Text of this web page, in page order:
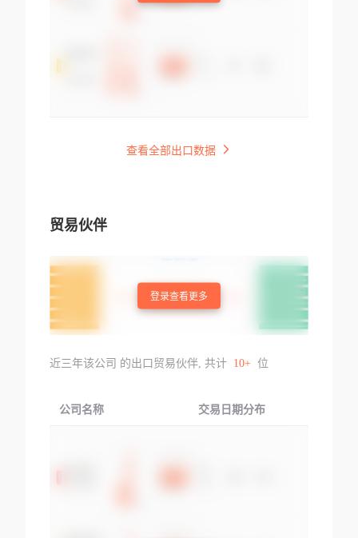
查看全部出口数据
贸易伙伴
登录查看更多
近三年该公司 的出口贸易伙伴, 共计 10+ 位
公司名称 交易日期分布